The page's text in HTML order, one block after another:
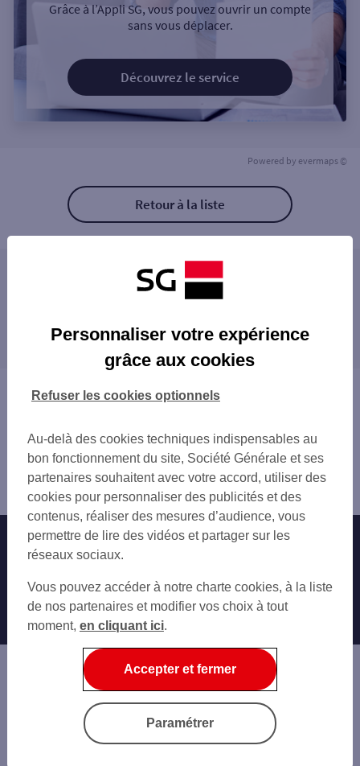
Grâce à l’Appli SG, vous pouvez ouvrir un compte
sans vous déplacer.
Découvrez le service
Powered by evermaps ©
Retour à la liste
Les agences SG PRO à proximité
proximité
Vous êtes ici : Accueil
Alès
Nos engagements Nous contacter
Autres sites SG
Professionnels
Entreprises
Associations
Banque privée
Economie Publique
Informations légales
Personnaliser votre expérience
grâce aux cookies
Au-delà des cookies techniques indispensables au
bon fonctionnement du site, Société Générale et ses
partenaires souhaitent avec votre accord, utiliser des
cookies pour personnaliser des publicités et des
contenus, réaliser des mesures d’audience, vous
permettre de lire des vidéos et partager sur les
réseaux sociaux.
Vous pouvez accéder à notre charte cookies, à la liste
de nos partenaires et modifier vos choix à tout
moment, en cliquant ici.
Refuser les cookies optionnels
Accepter et fermer
Paramétrer